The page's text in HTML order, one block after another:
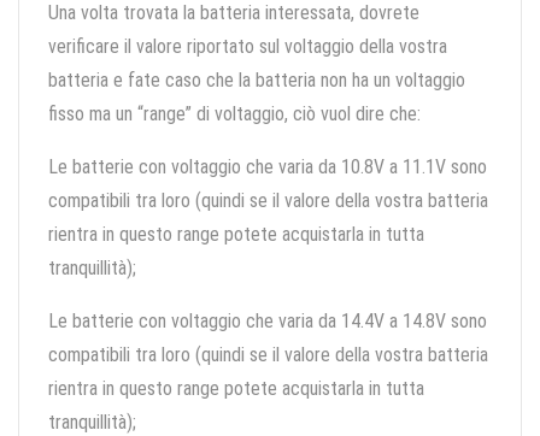
Una volta trovata la batteria interessata, dovrete
verificare il valore riportato sul voltaggio della vostra
batteria e fate caso che la batteria non ha un voltaggio
fisso ma un “range” di voltaggio, ciò vuol dire che:
Le batterie con voltaggio che varia da 10.8V a 11.1V sono
compatibili tra loro (quindi se il valore della vostra batteria
rientra in questo range potete acquistarla in tutta
tranquillità);
Le batterie con voltaggio che varia da 14.4V a 14.8V sono
compatibili tra loro (quindi se il valore della vostra batteria
rientra in questo range potete acquistarla in tutta
tranquillità);